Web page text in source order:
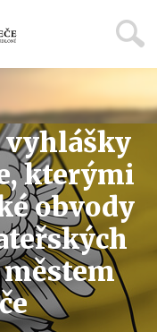
vyhlášky
kterými
obvody